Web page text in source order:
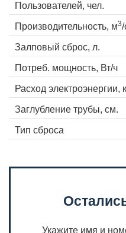
Пользователей, чел.
Производительность, м3/
Залповый сброс, л.
Потреб. мощность, Вт/ч
Расход электроэнергии,
Заглубление трубы, cм.
Тип сброса
Укажите имя и